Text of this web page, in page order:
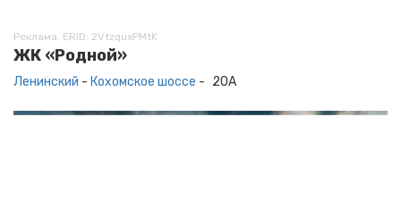
Реклама. ERID: 2VtzquxPMtK
ЖК «Родной»
Ленинский - Кохомское шоссе - 20А